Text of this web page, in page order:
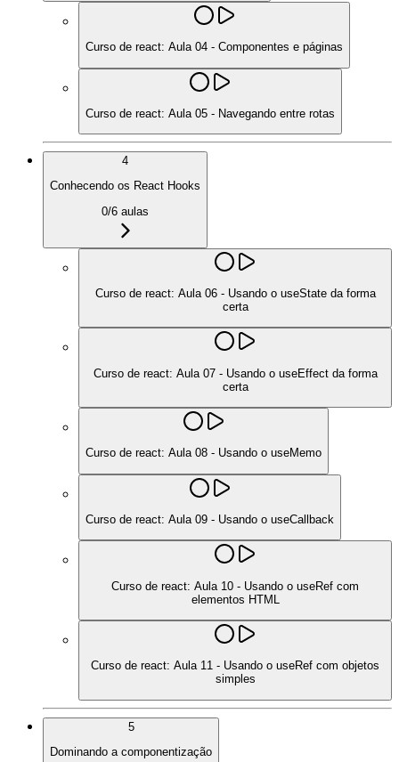
Curso de react: Aula 04 - Componentes e páginas
Curso de react: Aula 05 - Navegando entre rotas
4
Conhecendo os React Hooks
0/6 aulas
Curso de react: Aula 06 - Usando o useState da forma
certa
Curso de react: Aula 07 - Usando o useEffect da forma
certa
Curso de react: Aula 08 - Usando o useMemo
Curso de react: Aula 09 - Usando o useCallback
Curso de react: Aula 10 - Usando o useRef com
elementos HTML
Curso de react: Aula 11 - Usando o useRef com objetos
simples
5
Dominando a componentização